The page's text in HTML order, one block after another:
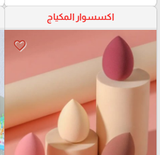
اكسسوار المكياج
favorite_border